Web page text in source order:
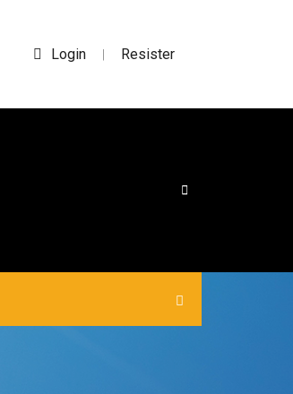
Login | Resister